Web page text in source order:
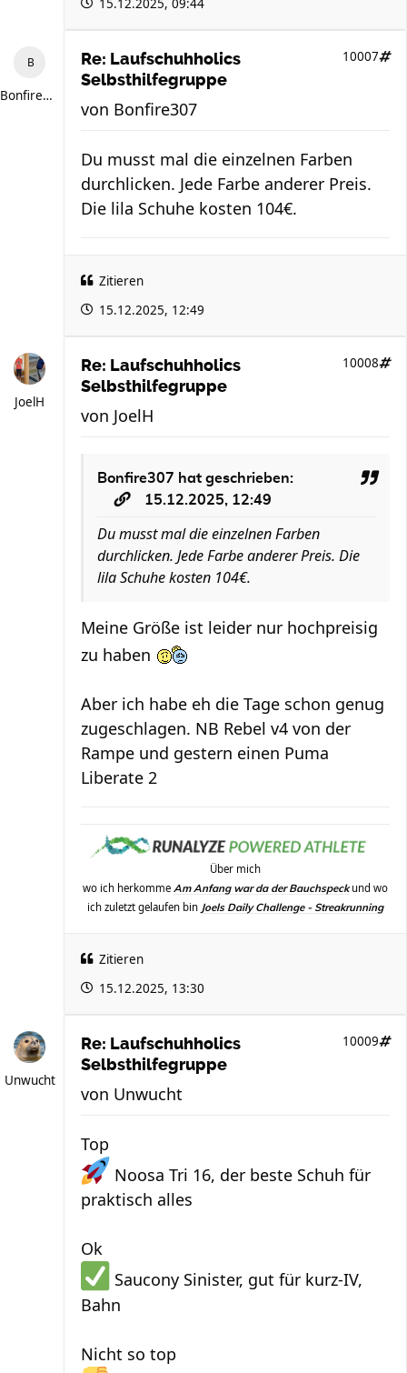
15.12.2025, 09:44
Bonfire307
Re: Laufschuhholics
Selbsthilfegruppe
10007
von Bonfire307
Du musst mal die einzelnen Farben
durchlicken. Jede Farbe anderer Preis.
Die lila Schuhe kosten 104€.
Zitieren
15.12.2025, 12:49
JoelH
Re: Laufschuhholics
Selbsthilfegruppe
10008
von JoelH
Bonfire307 hat geschrieben:
15.12.2025, 12:49
Du musst mal die einzelnen Farben
durchlicken. Jede Farbe anderer Preis. Die
lila Schuhe kosten 104€.
Meine Größe ist leider nur hochpreisig
zu haben
Aber ich habe eh die Tage schon genug
zugeschlagen. NB Rebel v4 von der
Rampe und gestern einen Puma
Liberate 2
Über mich
wo ich herkomme Am Anfang war da der Bauchspeckund wo
ich zuletzt gelaufen bin Joels Daily Challenge - Streakrunning
Zitieren
15.12.2025, 13:30
Unwucht
Re: Laufschuhholics
Selbsthilfegruppe
10009
von Unwucht
Top
Noosa Tri 16, der beste Schuh für
praktisch alles
Ok
Saucony Sinister, gut für kurz-IV,
Bahn
Nicht so top